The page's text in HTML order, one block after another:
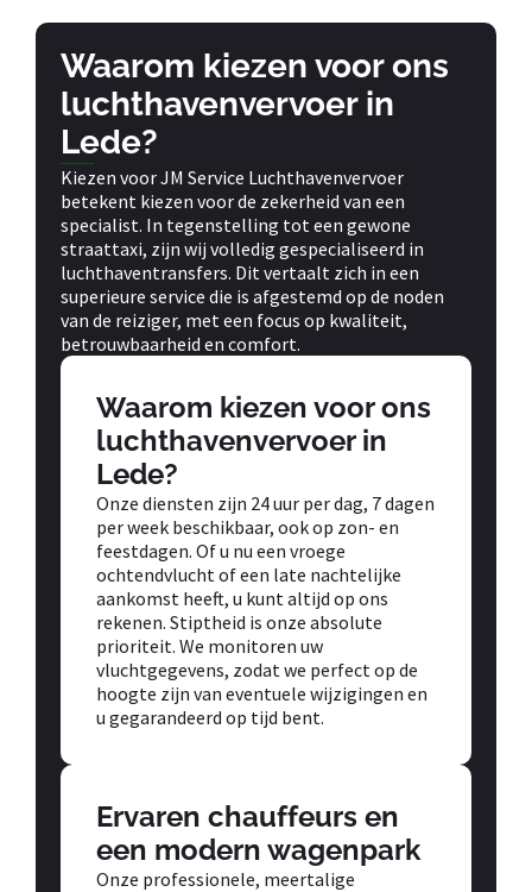
Waarom kiezen voor ons
luchthavenvervoer in
Lede?
Kiezen voor JM Service Luchthavenvervoer
betekent kiezen voor de zekerheid van een
specialist. In tegenstelling tot een gewone
straattaxi, zijn wij volledig gespecialiseerd in
luchthaventransfers. Dit vertaalt zich in een
superieure service die is afgestemd op de noden
van de reiziger, met een focus op kwaliteit,
betrouwbaarheid en comfort.
Waarom kiezen voor ons
luchthavenvervoer in
Lede?
Onze diensten zijn 24 uur per dag, 7 dagen
per week beschikbaar, ook op zon- en
feestdagen. Of u nu een vroege
ochtendvlucht of een late nachtelijke
aankomst heeft, u kunt altijd op ons
rekenen. Stiptheid is onze absolute
prioriteit. We monitoren uw
vluchtgegevens, zodat we perfect op de
hoogte zijn van eventuele wijzigingen en
u gegarandeerd op tijd bent.
Ervaren chauffeurs en
een modern wagenpark
Onze professionele, meertalige